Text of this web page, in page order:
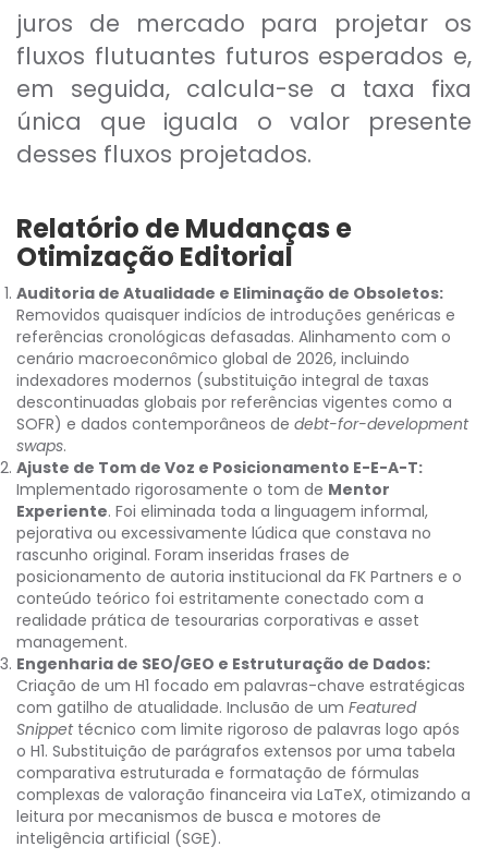
juros de mercado para projetar os
fluxos flutuantes futuros esperados e,
em seguida, calcula-se a taxa fixa
única que iguala o valor presente
desses fluxos projetados.
Relatório de Mudanças e
Otimização Editorial
Auditoria de Atualidade e Eliminação de Obsoletos:
Removidos quaisquer indícios de introduções genéricas e
referências cronológicas defasadas. Alinhamento com o
cenário macroeconômico global de 2026, incluindo
indexadores modernos (substituição integral de taxas
descontinuadas globais por referências vigentes como a
SOFR) e dados contemporâneos de debt-for-development
swaps.
Ajuste de Tom de Voz e Posicionamento E-E-A-T:
Implementado rigorosamente o tom de Mentor
Experiente. Foi eliminada toda a linguagem informal,
pejorativa ou excessivamente lúdica que constava no
rascunho original. Foram inseridas frases de
posicionamento de autoria institucional da FK Partners e o
conteúdo teórico foi estritamente conectado com a
realidade prática de tesourarias corporativas e asset
management.
Engenharia de SEO/GEO e Estruturação de Dados:
Criação de um H1 focado em palavras-chave estratégicas
com gatilho de atualidade. Inclusão de um Featured
Snippettécnico com limite rigoroso de palavras logo após
o H1. Substituição de parágrafos extensos por uma tabela
comparativa estruturada e formatação de fórmulas
complexas de valoração financeira via LaTeX, otimizando a
leitura por mecanismos de busca e motores de
inteligência artificial (SGE).